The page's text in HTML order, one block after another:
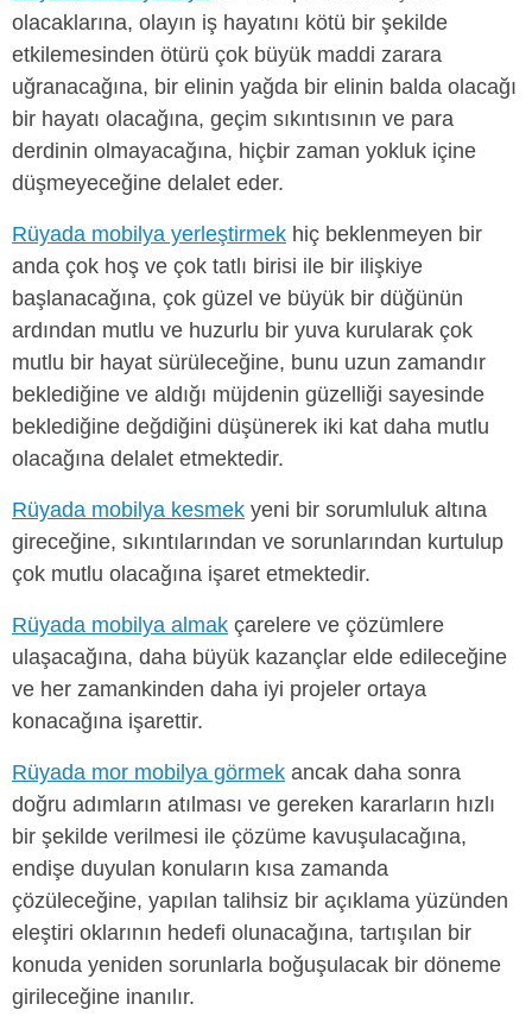
olacaklarına, olayın iş hayatını kötü bir şekilde
etkilemesinden ötürü çok büyük maddi zarara
uğranacağına, bir elinin yağda bir elinin balda olacağı
bir hayatı olacağına, geçim sıkıntısının ve para
derdinin olmayacağına, hiçbir zaman yokluk içine
düşmeyeceğine delalet eder.
Rüyada mobilya yerleştirmek hiç beklenmeyen bir
anda çok hoş ve çok tatlı birisi ile bir ilişkiye
başlanacağına, çok güzel ve büyük bir düğünün
ardından mutlu ve huzurlu bir yuva kurularak çok
mutlu bir hayat sürüleceğine, bunu uzun zamandır
beklediğine ve aldığı müjdenin güzelliği sayesinde
beklediğine değdiğini düşünerek iki kat daha mutlu
olacağına delalet etmektedir.
Rüyada mobilya kesmek yeni bir sorumluluk altına
gireceğine, sıkıntılarından ve sorunlarından kurtulup
çok mutlu olacağına işaret etmektedir.
Rüyada mobilya almak çarelere ve çözümlere
ulaşacağına, daha büyük kazançlar elde edileceğine
ve her zamankinden daha iyi projeler ortaya
konacağına işarettir.
Rüyada mor mobilya görmek ancak daha sonra
doğru adımların atılması ve gereken kararların hızlı
bir şekilde verilmesi ile çözüme kavuşulacağına,
endişe duyulan konuların kısa zamanda
çözüleceğine, yapılan talihsiz bir açıklama yüzünden
eleştiri oklarının hedefi olunacağına, tartışılan bir
konuda yeniden sorunlarla boğuşulacak bir döneme
girileceğine inanılır.